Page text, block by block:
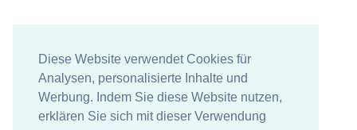
Diese Website verwendet Cookies für
Analysen, personalisierte Inhalte und
Werbung. Indem Sie diese Website nutzen,
erklären Sie sich mit dieser Verwendung